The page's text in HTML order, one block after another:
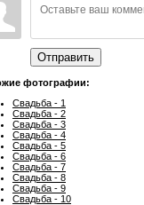
Отправить
фотографии:
Свадьба - 1
Свадьба - 2
Свадьба - 3
Свадьба - 4
Свадьба - 5
Свадьба - 6
Свадьба - 7
Свадьба - 8
Свадьба - 9
Свадьба - 10